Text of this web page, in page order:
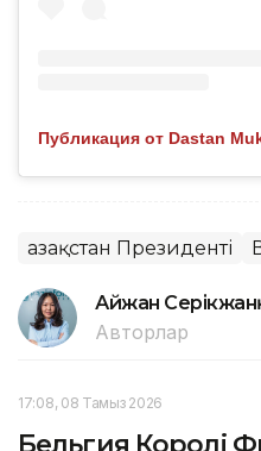
Публикация от Dastan
Қазақстан Президенті
Айжан
Авторлар
17:08, 08 Тамыз 2026
Бельгия Королі